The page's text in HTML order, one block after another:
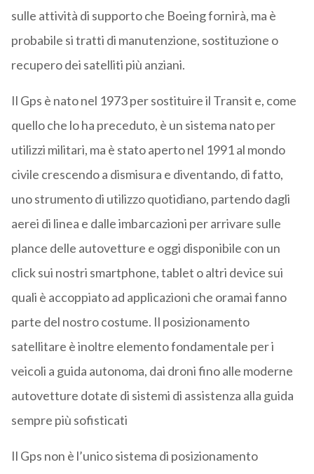
sulle attività di supporto che Boeing fornirà, ma è
probabile si tratti di manutenzione, sostituzione o
recupero dei satelliti più anziani.
Il Gps è nato nel 1973 per sostituire il Transit e, come
quello che lo ha preceduto, è un sistema nato per
utilizzi militari, ma è stato aperto nel 1991 al mondo
civile crescendo a dismisura e diventando, di fatto,
uno strumento di utilizzo quotidiano, partendo dagli
aerei di linea e dalle imbarcazioni per arrivare sulle
plance delle autovetture e oggi disponibile con un
click sui nostri smartphone, tablet o altri device sui
quali è accoppiato ad applicazioni che oramai fanno
parte del nostro costume. Il posizionamento
satellitare è inoltre elemento fondamentale per i
veicoli a guida autonoma, dai droni fino alle moderne
autovetture dotate di sistemi di assistenza alla guida
sempre più sofisticati
Il Gps non è l’unico sistema di posizionamento